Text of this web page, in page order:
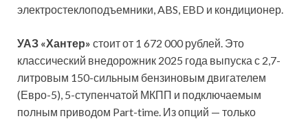
электростеклоподъемники, ABS, EBD и кондиционер.
УАЗ «Хантер» стоит от 1 672 000 рублей. Это
классический внедорожник 2025 года выпуска с 2,7-
литровым 150-сильным бензиновым двигателем
(Евро-5), 5-ступенчатой МКПП и подключаемым
полным приводом Part-time. Из опций — только